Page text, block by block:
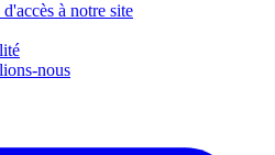
à notre site
nous